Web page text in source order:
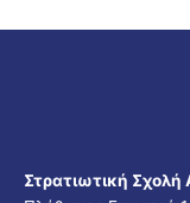
Στρατιωτική